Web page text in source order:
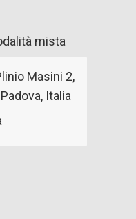
mista
Masini 2,
Italia